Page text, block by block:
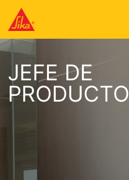
JEFE DE
PRODUCTO